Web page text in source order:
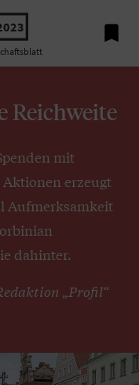

Reichweite
mit
erzeugt
Aufmerksamkeit
dahinter.
„Profil“